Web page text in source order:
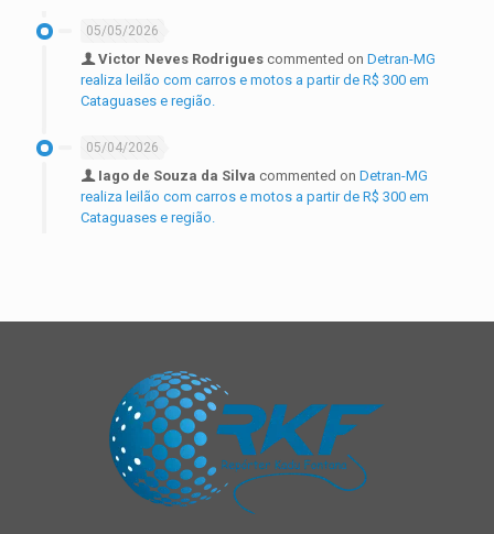
05/05/2026
Victor Neves Rodrigues commented on Detran-MG
realiza leilão com carros e motos a partir de R$ 300 em
Cataguases e região.
05/04/2026
Iago de Souza da Silva commented on Detran-MG
realiza leilão com carros e motos a partir de R$ 300 em
Cataguases e região.